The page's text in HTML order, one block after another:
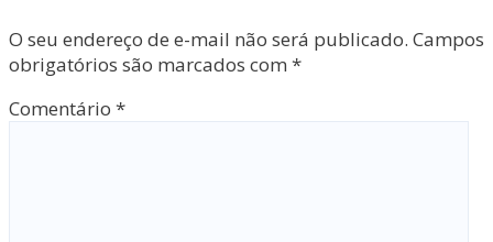
O seu endereço de e-mail não será publicado. Campos
obrigatórios são marcados com *
Comentário *